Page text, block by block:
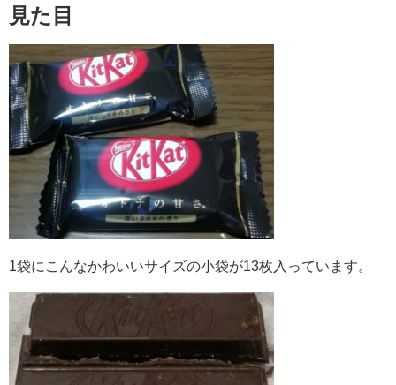
見た目
1袋にこんなかわいいサイズの小袋が13枚入っています。